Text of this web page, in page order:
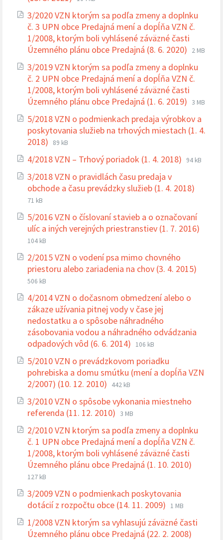
pdf
súboru:
3/2020 VZN ktorým sa podľa zmeny a doplnku
č. 3 UPN obce Predajná mení a dopĺňa VZN č.
1/2008, ktorým boli vyhlásené záväzné časti
Územného plánu obce Predajná (8. 6. 2020) Prípona
pdf
Veľkosť
2 MB
3/2019 VZN ktorým sa podľa zmeny a doplnku
č. 2 UPN obce Predajná mení a dopĺňa VZN č.
1/2008, ktorým boli vyhlásené záväzné časti
Územného plánu obce Predajná (1. 6. 2019) Prípona
pdf
Veľkosť
3 MB
5/2018 VZN o podmienkach predaja výrobkov a
poskytovania služieb na trhových miestach (1. 4.
2018) Prípona
pdf
Veľkosť
89 kB
4/2018 VZN – Trhový poriadok (1. 4. 2018) Prípona
Veľkosť
94 kB
3/2018 VZN o pravidlách času predaja v
obchode a času prevádzky služieb (1. 4. 2018)
71 kB
5/2016 VZN o číslovaní stavieb a o označovaní
ulíc a iných verejných priestranstiev (1. 7. 2016)
104 kB
2/2015 VZN o vodení psa mimo chovného
priestoru alebo zariadenia na chov (3. 4. 2015)
506 kB
4/2014 VZN o dočasnom obmedzení alebo o
zákaze užívania pitnej vody v čase jej
nedostatku a o spôsobe náhradného
zásobovania vodou a náhradného odvádzania
odpadových vôd (6. 6. 2014) Prípona
pdf
Veľkosť
106 kB
5/2010 VZN o prevádzkovom poriadku
pohrebiska a domu smútku (mení a dopĺňa VZN
2/2007) (10. 12. 2010) Prípona
pdf
Veľkosť
442 kB
3/2010 VZN o spôsobe vykonania miestneho
referenda (11. 12. 2010) Prípona
pdf
Veľkosť
súboru:
3 MB
2/2010 VZN ktorým sa podľa zmeny a doplnku
č. 1 UPN obce Predajná mení a dopĺňa VZN č.
1/2008, ktorým boli vyhlásené záväzné časti
Územného plánu obce Predajná (1. 10. 2010)
127 kB
3/2009 VZN o podmienkach poskytovania
dotácií z rozpočtu obce (14. 11. 2009) Prípona
pdf
Veľkosť
súboru:
1 MB
1/2008 VZN ktorým sa vyhlasujú záväzné časti
Územného plánu obce Predajná (22. 2. 2008)